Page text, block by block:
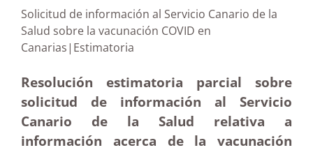
Solicitud de información al Servicio Canario de la
Salud sobre la vacunación COVID en
Canarias|Estimatoria
Resolución estimatoria parcial sobre
solicitud de información al Servicio
Canario de la Salud relativa a
información acerca de la vacunación